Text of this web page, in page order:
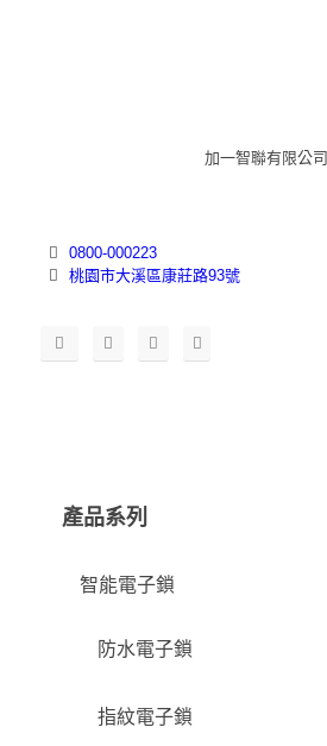
加一智聯有限公司
0800-000223
桃園市大溪區康莊路93號
產品系列
智能電子鎖
防水電子鎖
指紋電子鎖